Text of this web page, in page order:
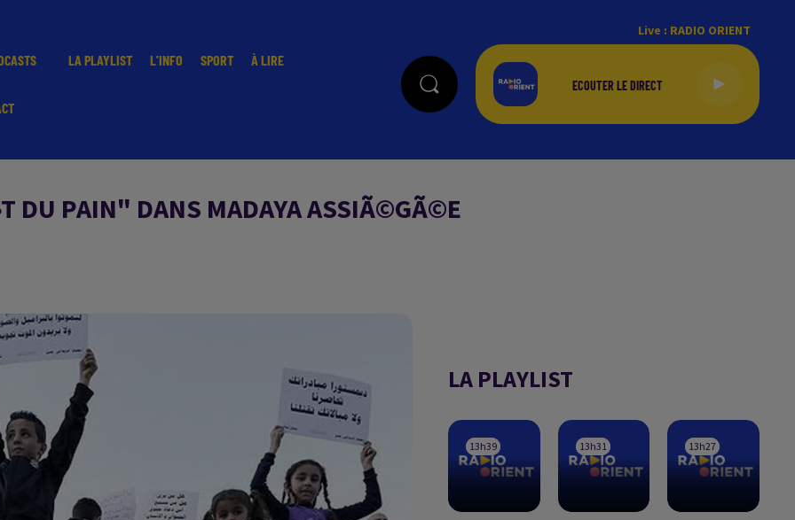
LA PLAYLIST L'INFO SPORT À LIRE
Live : RADIO ORIENT
DU PAIN" DANS MADAYA ASSIÃ©GÃ©E
LA PLAYLIST
13h39
13h39 13h31
13h31 13h27
13h27